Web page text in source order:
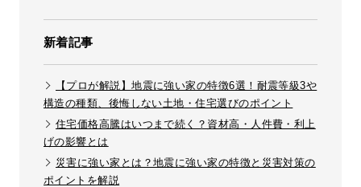
新着記事
【プロが解説】地震に強い家の特徴6選！耐震等級3や
構造の種類、後悔しない土地・住宅選びのポイント
住宅価格高騰はいつまで続く？資材高・人件費・利上
げの影響とは
災害に強い家とは？地震に強い家の特徴と災害対策の
ポイントを解説